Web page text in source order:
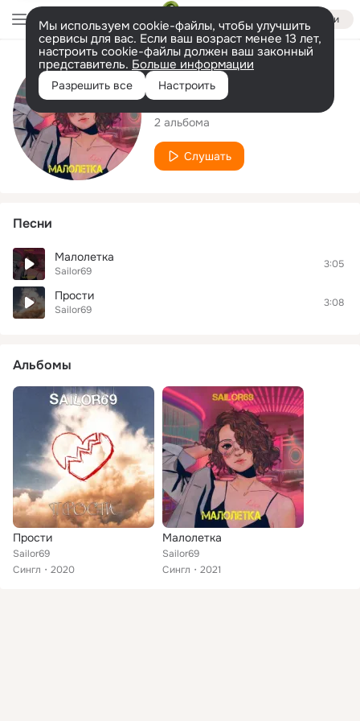
Войти
Мы используем cookie-файлы, чтобы улучшить
сервисы для вас. Если ваш возраст менее 13 лет,
настроить cookie-файлы должен ваш законный
представитель. Больше информации
Разрешить все Настроить
Исполнитель
Sailor69
2 альбома
Слушать
Песни
Малолетка
Sailor69
3:05
Прости
Sailor69
3:08
Альбомы
Прости
Sailor69
Сингл
2020
Малолетка
Sailor69
Сингл
2021